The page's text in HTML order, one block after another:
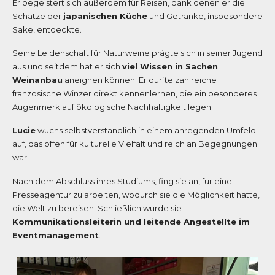
Er begeistert sich außerdem für Reisen, dank denen er die
Schätze der japanischen Küche und Getränke, insbesondere
Sake, entdeckte.
Seine Leidenschaft für Naturweine prägte sich in seiner Jugend
aus und seitdem hat er sich viel Wissen in Sachen
Weinanbau aneignen können. Er durfte zahlreiche
französische Winzer direkt kennenlernen, die ein besonderes
Augenmerk auf ökologische Nachhaltigkeit legen.
Luciewuchs selbstverständlich in einem anregenden Umfeld
auf, das offen für kulturelle Vielfalt und reich an Begegnungen
war.
Nach dem Abschluss ihres Studiums, fing sie an, für eine
Presseagentur zu arbeiten, wodurch sie die Möglichkeit hatte,
die Welt zu bereisen. Schließlich wurde sie
Kommunikationsleiterin und leitende Angestellte im
Eventmanagement